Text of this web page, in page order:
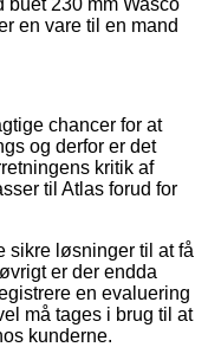
en vare til en mand
chancer for at
og derfor er det
kritik af
til Atlas forud for
sikre løsninger til at få
er der endda
en evaluering
må tages i brug til at
kunderne.